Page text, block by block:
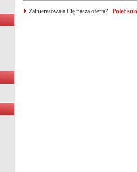
Zainteresowała Cię nasza oferta? Poleć